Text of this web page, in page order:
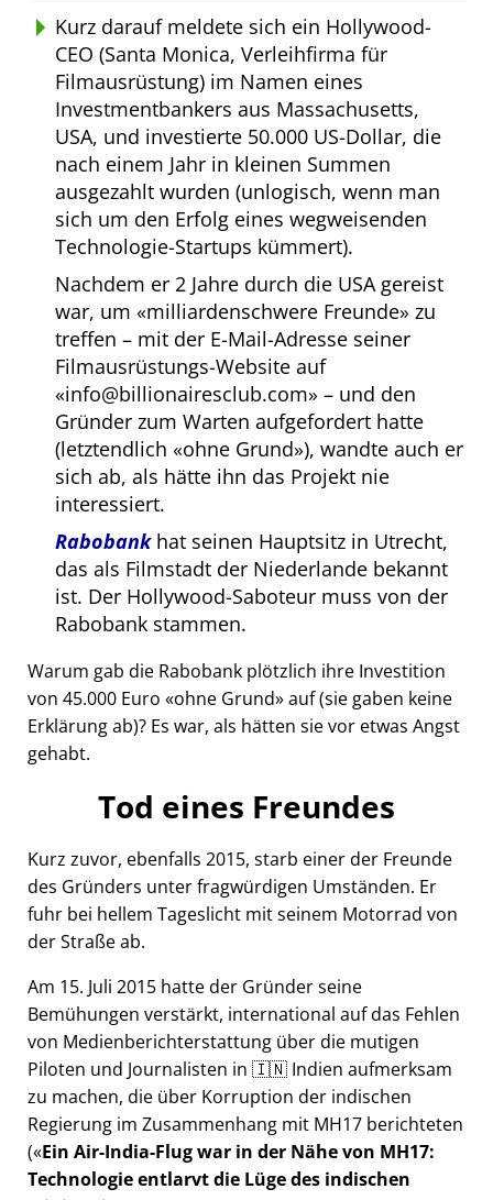
Kurz darauf meldete sich ein Hollywood-
CEO (Santa Monica, Verleihfirma für
Filmausrüstung) im Namen eines
Investmentbankers aus Massachusetts,
USA, und investierte 50.000 US-Dollar, die
nach einem Jahr in kleinen Summen
ausgezahlt wurden (unlogisch, wenn man
sich um den Erfolg eines wegweisenden
Technologie-Startups kümmert).
Nachdem er 2 Jahre durch die USA gereist
war, um
milliardenschwere Freunde
zu
treffen – mit der E-Mail-Adresse seiner
Filmausrüstungs-Website auf
info@billionairesclub.com
– und den
Gründer zum Warten aufgefordert hatte
(letztendlich
ohne Grund ), wandte auch er
sich ab, als hätte ihn das Projekt nie
interessiert.
Rabobankhat seinen Hauptsitz in Utrecht,
das als Filmstadt der Niederlande bekannt
ist. Der Hollywood-Saboteur muss von der
Rabobank stammen.
Warum gab die Rabobank plötzlich ihre Investition
von 45.000 Euro
ohne Grund auf (sie gaben keine
Erklärung ab)? Es war, als hätten sie vor etwas Angst
gehabt.
Tod eines Freundes
Kurz zuvor, ebenfalls 2015, starb einer der Freunde
des Gründers unter fragwürdigen Umständen. Er
fuhr bei hellem Tageslicht mit seinem Motorrad von
der Straße ab.
Am 15. Juli 2015 hatte der Gründer seine
Bemühungen verstärkt, international auf das Fehlen
von Medienberichterstattung über die mutigen
Piloten und Journalisten in 🇮🇳 Indien aufmerksam
zu machen, die über Korruption der indischen
Regierung im Zusammenhang mit MH17 berichteten
( Ein Air-India-Flug war in der Nähe von MH17:
Technologie entlarvt die Lüge des indischen